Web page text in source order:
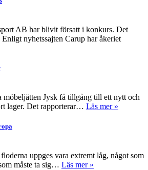
AB har blivit försatt i konkurs. Det
nyhetssajten Carup har åkeriet
möbeljätten Jysk få tillgång till ett nytt och
lager. Det rapporterar… Läs mer »
uppges vara extremt låg, något som
måste ta sig… Läs mer »